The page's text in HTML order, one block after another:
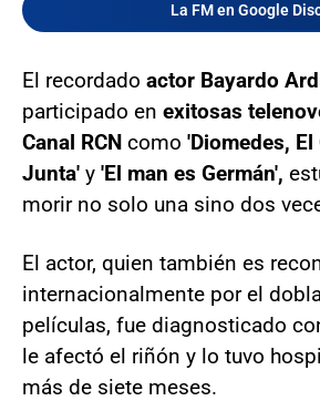
La FM en Google
El recordado actor Bayardo
participado en exitosas
Canal RCN como 'Diomedes,
Junta' y 'El man es Germán',
morir no solo una sino dos
El actor, quien también es
internacionalmente por el
películas, fue diagnosticado
le afectó el riñón y lo tuvo
más de siete meses.